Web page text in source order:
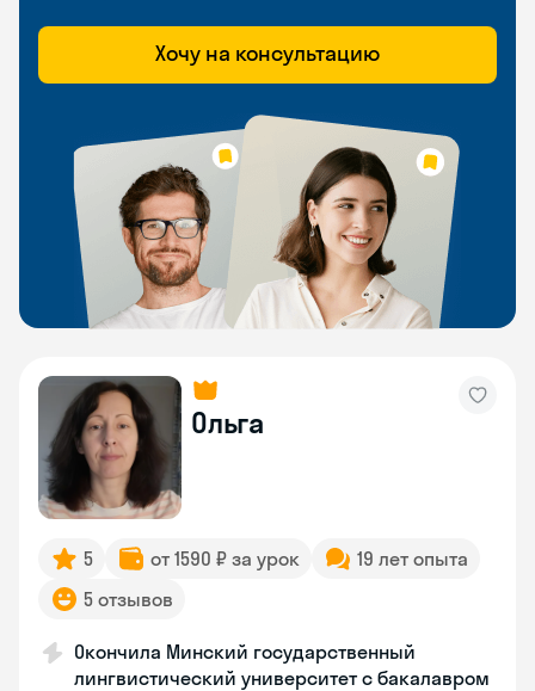
Хочу на консультацию
Ольга
5 от 1590 ₽ за урок
19 лет опыта
5 отзывов
Окончила Минский государственный
лингвистический университет с бакалавром